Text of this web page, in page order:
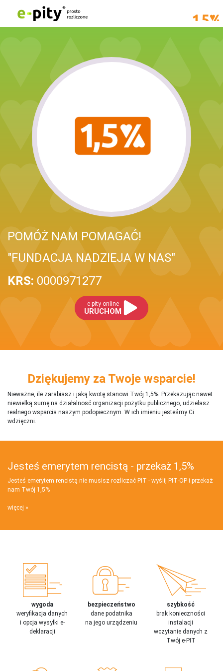
POMÓŻ NAM POMAGAĆ!
"FUNDACJA NADZIEJA W NAS"
KRS: 0000971277
e-pity online
URUCHOM
Dziękujemy za Twoje wsparcie!
Nieważne, ile zarabiasz i jaką kwotę stanowi Twój 1,5%. Przekazując nawet
niewielką sumę na działalnosć organizacji pożytku publicznego, udzielasz
realnego wsparcia naszym podopiecznym. W ich imieniu jesteśmy Ci
wdzięczni.
Jesteś emerytem rencistą - przekaż 1,5%
Jesteś emerytem rencistą nie musisz rozliczać PIT - wyślij PIT‑OP i przekaż
nam Twój 1,5%
więcej
wygoda
weryfikacja danych
i opcja wysyłki e-
deklaracji
bezpieczeństwo
dane podatnika
na jego urządzeniu
szybkość
brak konieczności
instalacji
wczytanie danych z
Twój e-PIT